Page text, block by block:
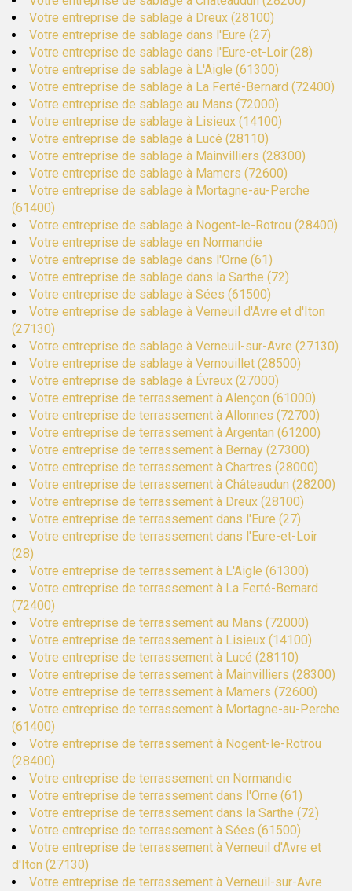
Votre entreprise de sablage à Dreux (28100)
Votre entreprise de sablage dans l'Eure (27)
Votre entreprise de sablage dans l'Eure-et-Loir (28)
Votre entreprise de sablage à L'Aigle (61300)
Votre entreprise de sablage à La Ferté-Bernard (72400)
Votre entreprise de sablage au Mans (72000)
Votre entreprise de sablage à Lisieux (14100)
Votre entreprise de sablage à Lucé (28110)
Votre entreprise de sablage à Mainvilliers (28300)
Votre entreprise de sablage à Mamers (72600)
Votre entreprise de sablage à Mortagne-au-Perche
(61400)
Votre entreprise de sablage à Nogent-le-Rotrou (28400)
Votre entreprise de sablage en Normandie
Votre entreprise de sablage dans l'Orne (61)
Votre entreprise de sablage dans la Sarthe (72)
Votre entreprise de sablage à Sées (61500)
Votre entreprise de sablage à Verneuil d'Avre et d'Iton
(27130)
Votre entreprise de sablage à Verneuil-sur-Avre (27130)
Votre entreprise de sablage à Vernouillet (28500)
Votre entreprise de sablage à Évreux (27000)
Votre entreprise de terrassement à Alençon (61000)
Votre entreprise de terrassement à Allonnes (72700)
Votre entreprise de terrassement à Argentan (61200)
Votre entreprise de terrassement à Bernay (27300)
Votre entreprise de terrassement à Chartres (28000)
Votre entreprise de terrassement à Châteaudun (28200)
Votre entreprise de terrassement à Dreux (28100)
Votre entreprise de terrassement dans l'Eure (27)
Votre entreprise de terrassement dans l'Eure-et-Loir
(28)
Votre entreprise de terrassement à L'Aigle (61300)
Votre entreprise de terrassement à La Ferté-Bernard
(72400)
Votre entreprise de terrassement au Mans (72000)
Votre entreprise de terrassement à Lisieux (14100)
Votre entreprise de terrassement à Lucé (28110)
Votre entreprise de terrassement à Mainvilliers (28300)
Votre entreprise de terrassement à Mamers (72600)
Votre entreprise de terrassement à Mortagne-au-Perche
(61400)
Votre entreprise de terrassement à Nogent-le-Rotrou
(28400)
Votre entreprise de terrassement en Normandie
Votre entreprise de terrassement dans l'Orne (61)
Votre entreprise de terrassement dans la Sarthe (72)
Votre entreprise de terrassement à Sées (61500)
Votre entreprise de terrassement à Verneuil d'Avre et
d'Iton (27130)
Votre entreprise de terrassement à Verneuil-sur-Avre